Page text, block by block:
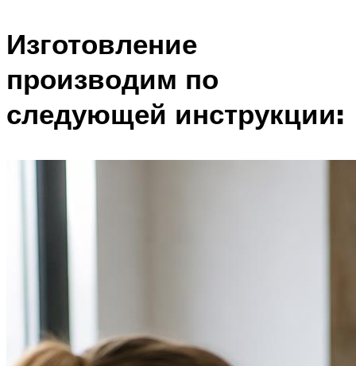
Изготовление
производим по
следующей инструкции: